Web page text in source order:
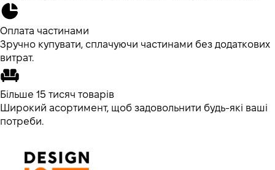
Оплата частинами
Зручно купувати, сплачуючи частинами без додаткових
витрат.
Більше 15 тисяч товарів
Широкий асортимент, щоб задовольнити будь-які ваші
потреби.